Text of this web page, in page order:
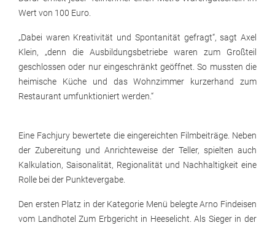
Wert von 100 Euro.
„Dabei waren Kreativität und Spontanität gefragt“, sagt Axel
Klein, „denn die Ausbildungsbetriebe waren zum Großteil
geschlossen oder nur eingeschränkt geöffnet. So mussten die
heimische Küche und das Wohnzimmer kurzerhand zum
Restaurant umfunktioniert werden.“
Eine Fachjury bewertete die eingereichten Filmbeiträge. Neben
der Zubereitung und Anrichteweise der Teller, spielten auch
Kalkulation, Saisonalität, Regionalität und Nachhaltigkeit eine
Rolle bei der Punktevergabe.
Den ersten Platz in der Kategorie Menü belegte Arno Findeisen
vom Landhotel Zum Erbgericht in Heeselicht. Als Sieger in der